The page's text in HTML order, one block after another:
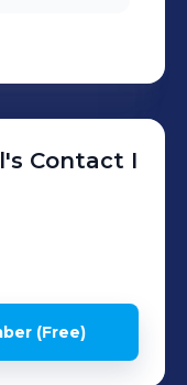
's Contact I
(Free)